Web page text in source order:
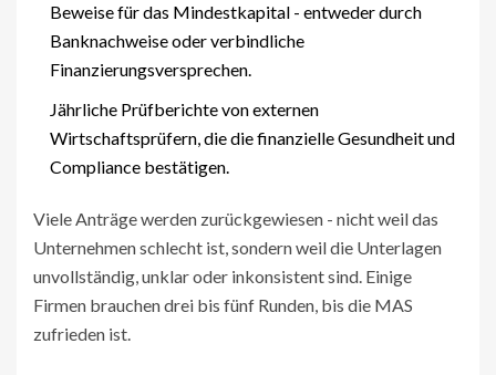
Beweise für das Mindestkapital - entweder durch
Banknachweise oder verbindliche
Finanzierungsversprechen.
Jährliche Prüfberichte von externen
Wirtschaftsprüfern, die die finanzielle Gesundheit und
Compliance bestätigen.
Viele Anträge werden zurückgewiesen - nicht weil das
Unternehmen schlecht ist, sondern weil die Unterlagen
unvollständig, unklar oder inkonsistent sind. Einige
Firmen brauchen drei bis fünf Runden, bis die MAS
zufrieden ist.